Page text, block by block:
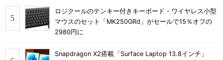
ロジクールのテンキー付きキーボード・ワイヤレス小型
マウスのセット「MK250GRd」がセールで15％オフの
2980円に
Snapdragon X2搭載「Surface Laptop 13.8インチ」